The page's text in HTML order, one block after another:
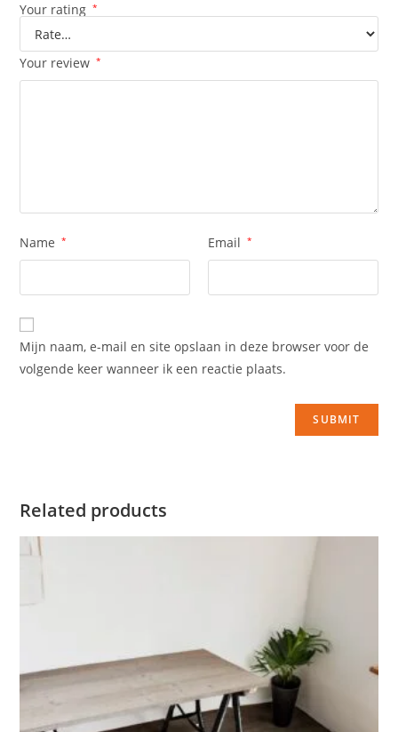
Your rating *
Your review *
Name * Email *
Mijn naam, e-mail en site opslaan in deze browser voor de
volgende keer wanneer ik een reactie plaats.
Related products